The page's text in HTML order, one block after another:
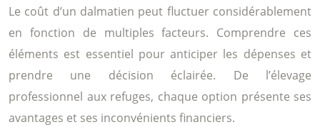
Le coût d’un dalmatien peut fluctuer considérablement
en fonction de multiples facteurs. Comprendre ces
éléments est essentiel pour anticiper les dépenses et
prendre une décision éclairée. De l’élevage
professionnel aux refuges, chaque option présente ses
avantages et ses inconvénients financiers.